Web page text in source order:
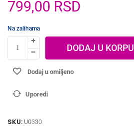
799,00 RSD
Na zalihama
DODAJ U KORPU
Dodaj u omiljeno
Uporedi
SKU: U0330